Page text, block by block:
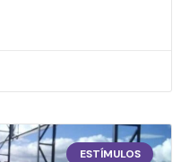
ESTÍMULOS